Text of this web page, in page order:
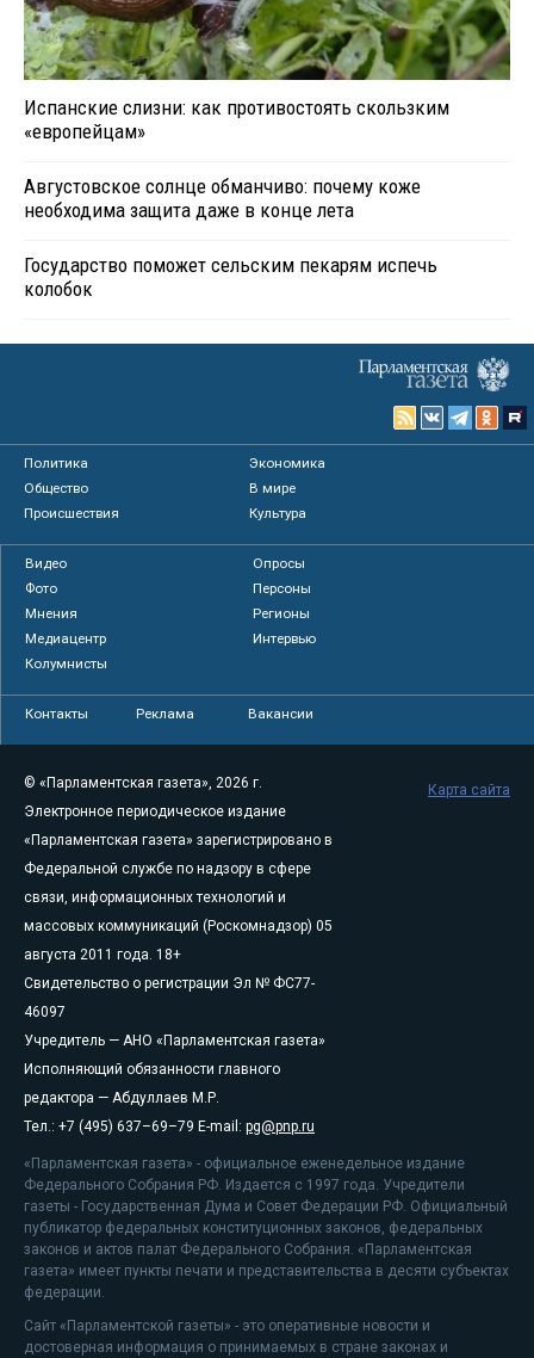
Испанские слизни: как противостоять скользким
«европейцам»
Августовское солнце обманчиво: почему коже
необходима защита даже в конце лета
Государство поможет сельским пекарям испечь
колобок
Политика
Экономика
Общество
В мире
Происшествия
Культура
Видео
Опросы
Фото
Персоны
Мнения
Регионы
Медиацентр
Интервью
Колумнисты
Контакты Реклама Вакансии
© «Парламентская газета», 2026 г.
Электронное периодическое издание
«Парламентская газета» зарегистрировано в
Федеральной службе по надзору в сфере
связи, информационных технологий и
массовых коммуникаций (Роскомнадзор) 05
августа 2011 года. 18+
Свидетельство о регистрации Эл № ФС77-
46097
Учредитель — АНО «Парламентская газета»
Исполняющий обязанности главного
редактора — Абдуллаев М.Р.
Тел.: +7 (495) 637–69–79 E-mail: pg@pnp.ru
«Парламентская газета» - официальное еженедельное издание
Федерального Собрания РФ. Издается с 1997 года. Учредители
газеты - Государственная Дума и Совет Федерации РФ. Официальный
публикатор федеральных конституционных законов, федеральных
законов и актов палат Федерального Собрания. «Парламентская
газета» имеет пункты печати и представительства в десяти субъектах
федерации.
Сайт «Парламентской газеты» - это оперативные новости и
достоверная информация о принимаемых в стране законах и
Карта сайта